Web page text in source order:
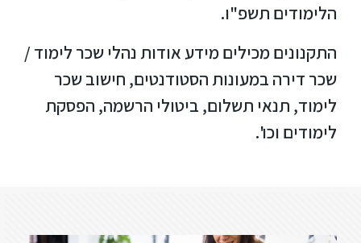
המרכז
הקדם
אקדמי
לימודי
חוץ
הלימודים תשפ"ו.
התקנונים מכילים מידע אודות נהלי שכר לימוד /
שכר דירה במעונות הסטודנטים, חישוב שכר
לימוד, תנאי תשלום, ביטולי הרשמה, הפסקת
לימודים וכו'.